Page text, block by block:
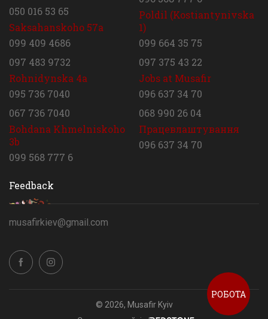
РОБОТА
050 016 53 65
Saksahanskoho 57a
099 409 4686
097 483 9732
Rohnidynska 4a
095 736 7040
067 736 7040
Bohdana Khmelniskoho
3b
099 568 777 6
Poldil (Kostiantynivska
1)
099 664 35 75
097 375 43 22
Jobs at Musafir
096 637 34 70
068 990 26 04
Працевлаштування
096 637 34 70
Feedback
musafirkiev@gmail.com
© 2026, Musafir Kyiv